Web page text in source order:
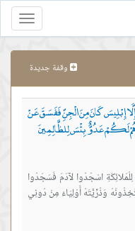
وقفة جديدة
إِبْلِيسَ كَانَ مِنَ الْجِنِّ فَفَسَقَ عَنْ
لَكُمْ عَدُوٌّ بِئْسَ لِلظَّالِمِينَ
اسْجُدُوا لآدَمَ فَسَجَدُوا
وَذُرِّيَّتَهُ أَوْلِيَاءَ مِنْ دُونِي